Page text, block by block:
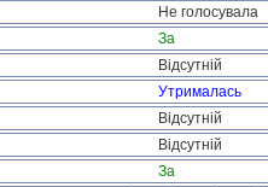
Не голосувала
За
Відсутній
Утрималась
Відсутній
Відсутній
За